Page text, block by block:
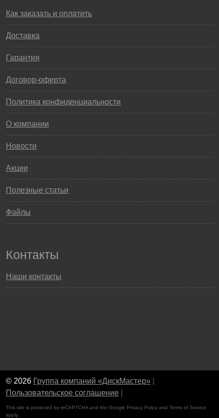
Как заказать и оплатить
Доставка
Гарантия
Договор-оферта
Политика конфиденциальности
О компании
Новости
Акции
Полезные статьи
Файлы
Контакты
Наши контакты
© 2026 Группа компаний «ДискМастер»
Пользовательское соглашение
This site is protected by reCAPTCHA and the Google Privacy Policy and Terms of Service
apply.